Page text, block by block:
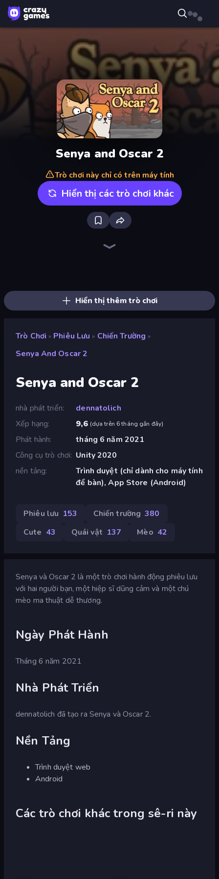
Senya and Oscar 2
Trò chơi này chỉ có trên máy tính
Hiển thị các trò chơi khác
Hiển thị thêm trò chơi
Trò Chơi » Phiêu Lưu » Chiến Trường »
Senya And Oscar 2
Senya and Oscar 2
nhà phát triển
dennatolich
Xếp hạng
9,6 (dựa trên 6 tháng gần đây)
Phát hành
tháng 6 năm 2021
Công cụ trò chơi Unity 2020
nền tảng
Trình duyệt (chỉ dành cho máy tính
để bàn), App Store (Android)
Phiêu lưu 153 Chiến trường 380
Cute 43 Quái vật 137 Mèo 42
Senya và Oscar 2 là một trò chơi hành động phiêu lưu
với hai người bạn, một hiệp sĩ dũng cảm và một chú
mèo ma thuật dễ thương.
Ngày Phát Hành
Tháng 6 năm 2021
Nhà Phát Triển
dennatolich đã tạo ra Senya và Oscar 2.
Nền Tảng
Trình duyệt web
Android
Các trò chơi khác trong sê-ri này